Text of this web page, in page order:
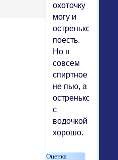
охоточку
могу и
остренькое
поесть.
Но я
совсем
спиртное
не пью, а
остренькое
с
водочкой
хорошо.